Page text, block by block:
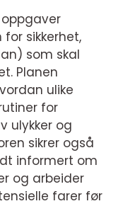
oppgaver
sikkerhet,
som skal
Planen
ulike
for
ulykker og
sikrer også
informert om
og arbeider
farer før